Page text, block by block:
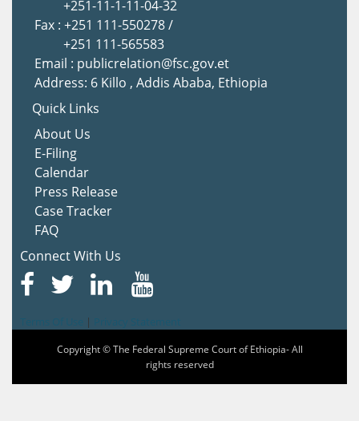
+251-11-1-11-04-32
Fax : +251 111-550278 /
+251 111-565583
Email : publicrelation@fsc.gov.et
Address: 6 Killo , Addis Ababa, Ethiopia
Quick Links
About Us
E-Filing
Calendar
Press Release
Case Tracker
FAQ
Connect With Us
|
Copyright © The Federal Supreme Court of Ethiopia- All
rights reserved